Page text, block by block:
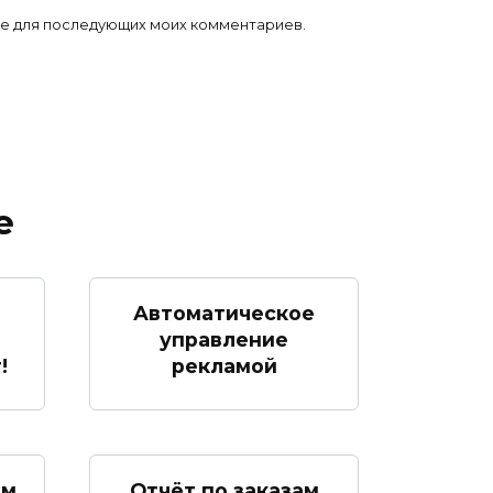
для последующих моих комментариев.
Автоматическое
управление
рекламой